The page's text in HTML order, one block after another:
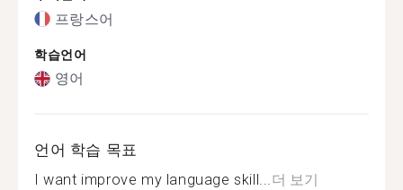
프랑스어
학습언어
영어
언어 학습 목표
I want improve my language skill...더 보기